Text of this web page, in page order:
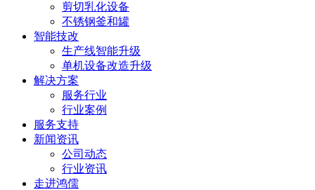
剪切乳化设备
不锈钢釜和罐
智能技改
生产线智能升级
单机设备改造升级
解决方案
服务行业
行业案例
服务支持
新闻资讯
公司动态
行业资讯
走进鸿儒